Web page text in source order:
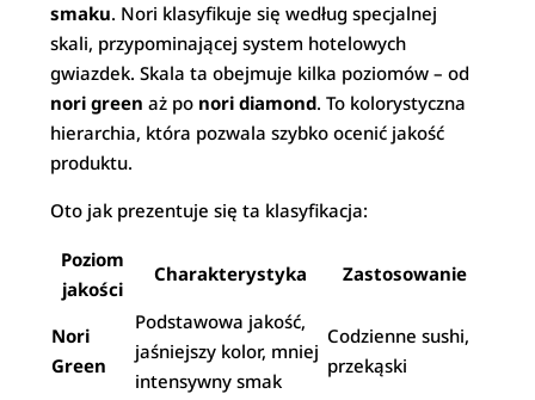
smaku. Nori klasyfikuje się według specjalnej
skali, przypominającej system hotelowych
gwiazdek. Skala ta obejmuje kilka poziomów – od
nori green aż po nori diamond. To kolorystyczna
hierarchia, która pozwala szybko ocenić jakość
produktu.
Oto jak prezentuje się ta klasyfikacja:
Poziom
jakości
Charakterystyka Zastosowanie
Nori
Green
Podstawowa jakość,
jaśniejszy kolor, mniej
intensywny smak
Codzienne sushi,
przekąski